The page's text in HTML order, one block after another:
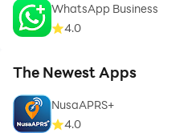
WhatsApp Business
4.0
The Newest Apps
NusaAPRS+
4.0